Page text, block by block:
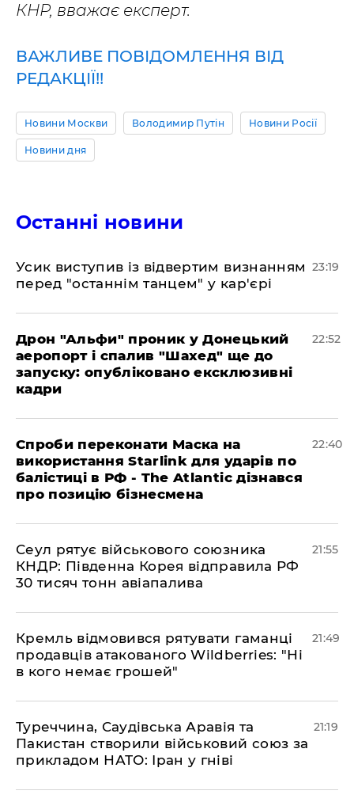
КНР, вважає експерт.
ВАЖЛИВЕ ПОВІДОМЛЕННЯ ВІД
РЕДАКЦІЇ!!
Новини Москви Володимир Путін Новини Росії
Новини дня
Останні новини
​Усик виступив із відвертим визнанням
перед "останнім танцем" у кар'єрі
23:19
​Дрон "Альфи" проник у Донецький
аеропорт і спалив "Шахед" ще до
запуску: опубліковано ексклюзивні
кадри
22:52
​Спроби переконати Маска на
використання Starlink для ударів по
балістиці в РФ - The Atlantic дізнався
про позицію бізнесмена
22:40
​Сеул рятує військового союзника
КНДР: Південна Корея відправила РФ
30 тисяч тонн авіапалива
21:55
​Кремль відмовився рятувати гаманці
продавців атакованого Wildberries: "Ні
в кого немає грошей"
21:49
​Туреччина, Саудівська Аравія та
Пакистан створили військовий союз за
прикладом НАТО: Іран у гніві
21:19